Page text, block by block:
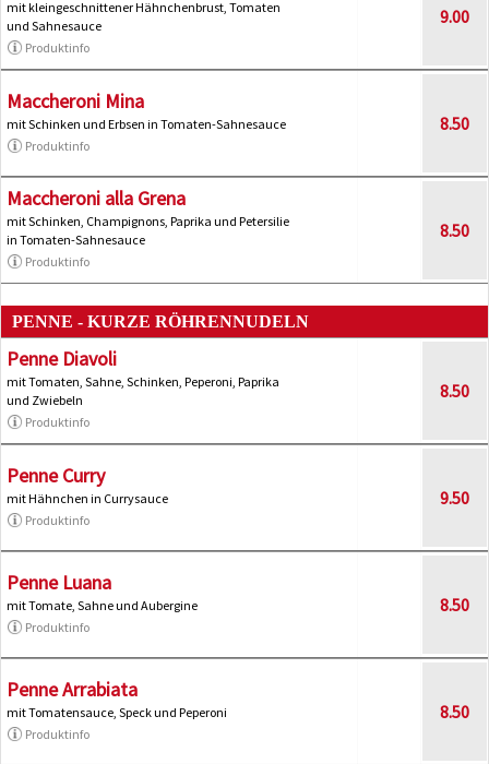
mit kleingeschnittener Hähnchenbrust, Tomaten
und Sahnesauce
Produktinfo
9.00
Maccheroni Mina
mit Schinken und Erbsen in Tomaten-Sahnesauce
Produktinfo
8.50
Maccheroni alla Grena
mit Schinken, Champignons, Paprika und Petersilie
in Tomaten-Sahnesauce
Produktinfo
8.50
PENNE - KURZE RÖHRENNUDELN
Penne Diavoli
mit Tomaten, Sahne, Schinken, Peperoni, Paprika
und Zwiebeln
Produktinfo
8.50
Penne Curry
mit Hähnchen in Currysauce
Produktinfo
9.50
Penne Luana
mit Tomate, Sahne und Aubergine
Produktinfo
8.50
Penne Arrabiata
mit Tomatensauce, Speck und Peperoni
Produktinfo
8.50